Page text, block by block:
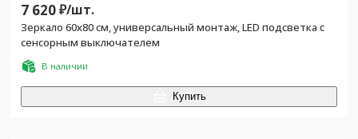
7 620₽/шт.
Зеркало 60х80 см, универсальный монтаж, LED подсветка с
сенсорным выключателем
В наличии
Купить